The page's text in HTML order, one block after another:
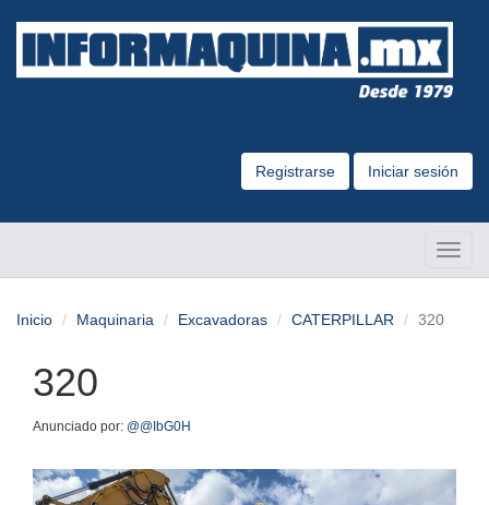
Registrarse Iniciar sesión
Inicio Maquinaria Excavadoras CATERPILLAR 320
320
Anunciado por: @@IbG0H